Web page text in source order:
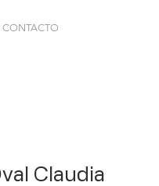
CONTACTO
Claudia